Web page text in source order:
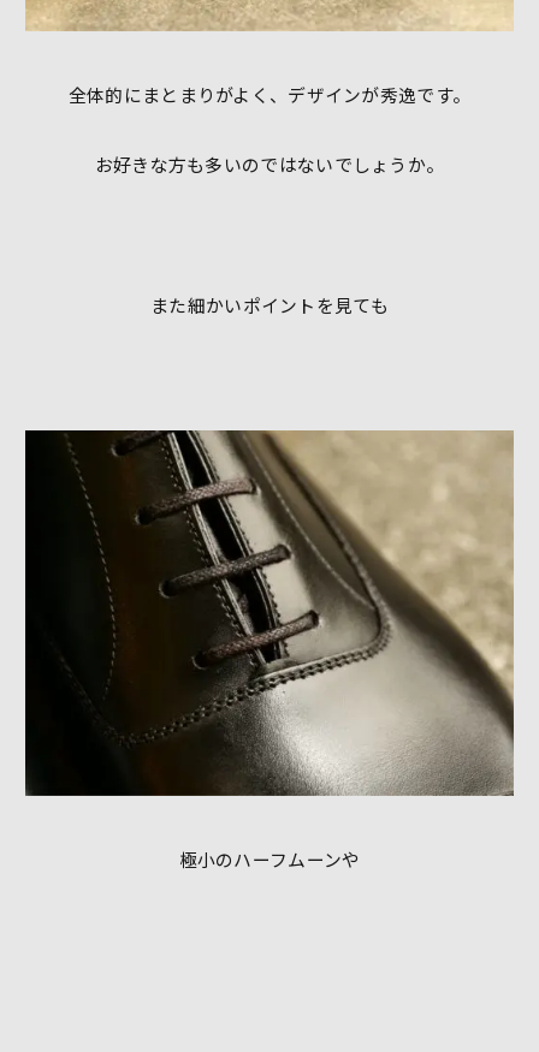
全体的にまとまりがよく、デザインが秀逸です。
お好きな方も多いのではないでしょうか。
また細かいポイントを見ても
極小のハーフムーンや